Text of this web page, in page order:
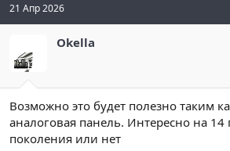
21 Апр 2026
Okella
Возможно это будет полезно таким
аналоговая панель. Интересно на 14
поколения или нет